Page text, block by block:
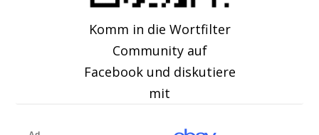
Komm in die Wortfilter
Community auf
Facebook und diskutiere
mit